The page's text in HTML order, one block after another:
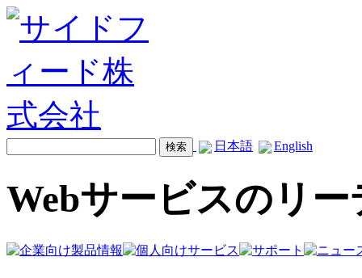
日本語 English
Webサービスのリ